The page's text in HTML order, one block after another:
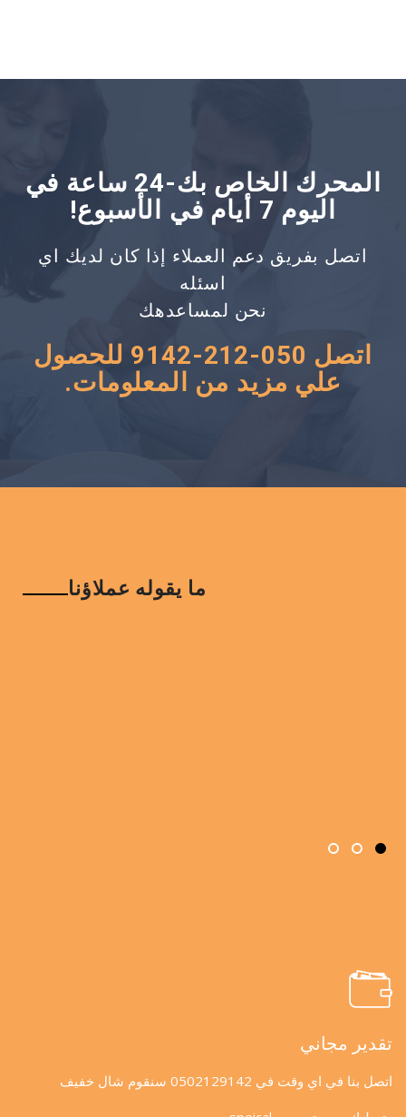
المحرك الخاص بك-24 ساعة في
اليوم 7 أيام في الأسبوع!
اتصل بفريق دعم العملاء إذا كان لديك اي
اسئله
نحن لمساعدهك
اتصل 050-212-9142 للحصول
علي مزيد من المعلومات.
ما يقوله عملاؤنا
تقدير مجاني
اتصل بنا في اي وقت في 0502129142 سنقوم شال خفيف